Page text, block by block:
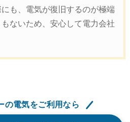
も、電気が復旧するのが極端
ないため、安心して電力会社
の電気をご利用なら